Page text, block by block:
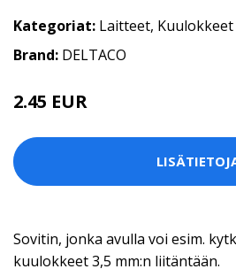
Kategoriat: Laitteet, Kuulokkeet
Brand: DELTACO
2.45 EUR
Sovitin, jonka avulla voi esim.
kuulokkeet 3,5 mm:n liitäntään.